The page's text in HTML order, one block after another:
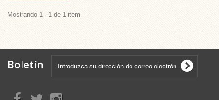
Mostrando 1 - 1 de 1 item
Boletín